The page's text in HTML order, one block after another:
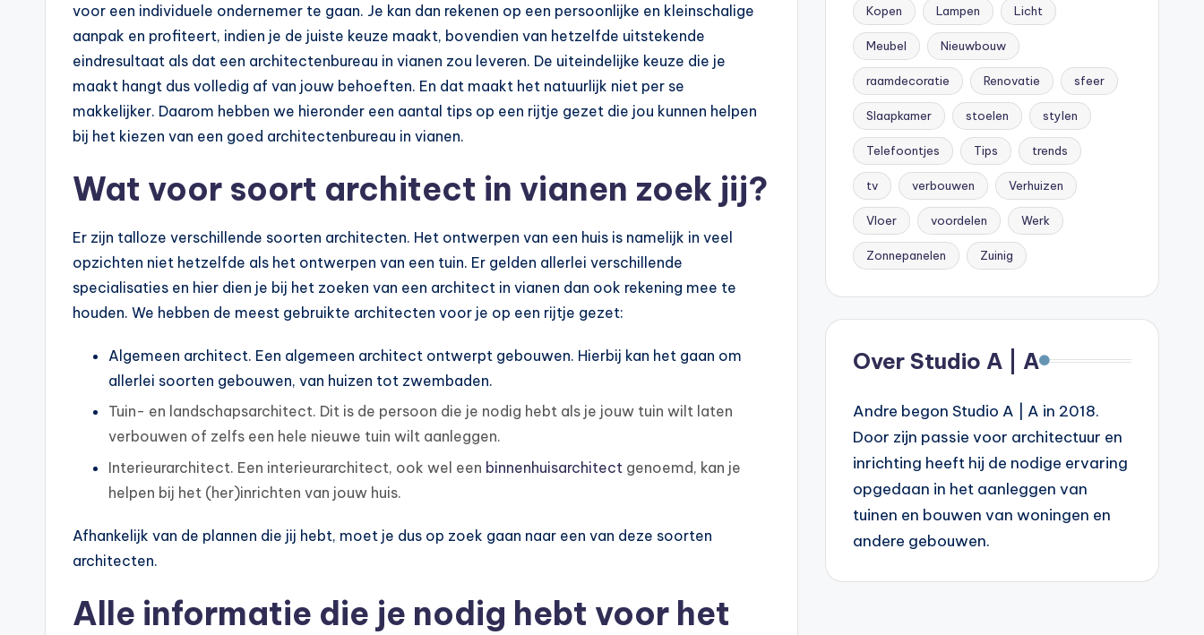
voor een individuele ondernemer te gaan. Je kan dan rekenen op een persoonlijke en kleinschalige
aanpak en profiteert, indien je de juiste keuze maakt, bovendien van hetzelfde uitstekende
eindresultaat als dat een architectenbureau in vianen zou leveren. De uiteindelijke keuze die je
maakt hangt dus volledig af van jouw behoeften. En dat maakt het natuurlijk niet per se
makkelijker. Daarom hebben we hieronder een aantal tips op een rijtje gezet die jou kunnen helpen
bij het kiezen van een goed architectenbureau in vianen.
Wat voor soort architect in vianen zoek jij?
Er zijn talloze verschillende soorten architecten. Het ontwerpen van een huis is namelijk in veel
opzichten niet hetzelfde als het ontwerpen van een tuin. Er gelden allerlei verschillende
specialisaties en hier dien je bij het zoeken van een architect in vianen dan ook rekening mee te
houden. We hebben de meest gebruikte architecten voor je op een rijtje gezet:
Algemeen architect. Een algemeen architect ontwerpt gebouwen. Hierbij kan het gaan om
allerlei soorten gebouwen, van huizen tot zwembaden.
Tuin- en landschapsarchitect. Dit is de persoon die je nodig hebt als je jouw tuin wilt laten
verbouwen of zelfs een hele nieuwe tuin wilt aanleggen.
Interieurarchitect. Een interieurarchitect, ook wel een binnenhuisarchitect genoemd, kan je
helpen bij het (her)inrichten van jouw huis.
Afhankelijk van de plannen die jij hebt, moet je dus op zoek gaan naar een van deze soorten
architecten.
Alle informatie die je nodig hebt voor het
Kopen Lampen Licht
Meubel Nieuwbouw
raamdecoratie Renovatie sfeer
Slaapkamer stoelen stylen
Telefoontjes Tips trends
tv verbouwen Verhuizen
Vloer voordelen Werk
Zonnepanelen Zuinig
Over Studio A | A
Andre begon Studio A | A in 2018.
Door zijn passie voor architectuur en
inrichting heeft hij de nodige ervaring
opgedaan in het aanleggen van
tuinen en bouwen van woningen en
andere gebouwen.